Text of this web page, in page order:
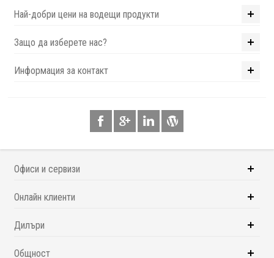
Най-добри цени на водещи продукти
Защо да изберете нас?
Информация за контакт
Офиси и сервизи
Онлайн клиенти
Дилъри
Общност